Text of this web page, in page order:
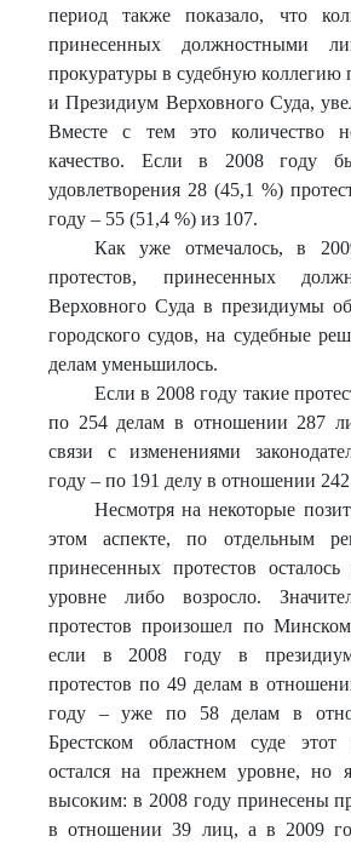
период также показало, что
принесенных должностными
прокуратуры в судебную коллегию
и Президиум Верховного Суда,
Вместе с тем это количество
качество. Если в 2008 году
удовлетворения 28 (45,1 %)
году – 55 (51,4 %) из 107.
Как уже отмечалось, в
протестов, принесенных
Верховного Суда в президиумы
городского судов, на судебные
делам уменьшилось.
Если в 2008 году такие
по 254 делам в отношении 287
связи с изменениями
году – по 191 делу в отношении
Несмотря на некоторые
этом аспекте, по отдельным
принесенных протестов
уровне либо возросло.
протестов произошел по
если в 2008 году в
протестов по 49 делам в
году – уже по 58 делам в
Брестском областном суде этот
остался на прежнем уровне, но
высоким: в 2008 году принесены
в отношении 39 лиц, а в 2009